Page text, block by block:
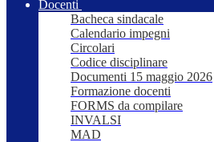
Docenti
Bacheca sindacale
Calendario impegni
Circolari
Codice disciplinare
Documenti 15 maggio 2026
Formazione docenti
FORMS da compilare
INVALSI
MAD